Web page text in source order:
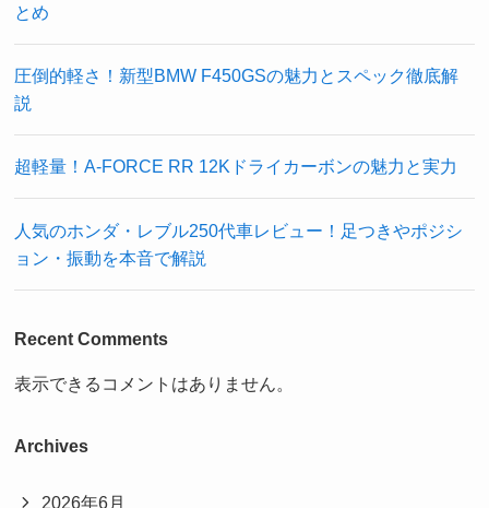
とめ
圧倒的軽さ！新型BMW F450GSの魅力とスペック徹底解
説
超軽量！A-FORCE RR 12Kドライカーボンの魅力と実力
人気のホンダ・レブル250代車レビュー！足つきやポジシ
ョン・振動を本音で解説
Recent Comments
表示できるコメントはありません。
Archives
2026年6月